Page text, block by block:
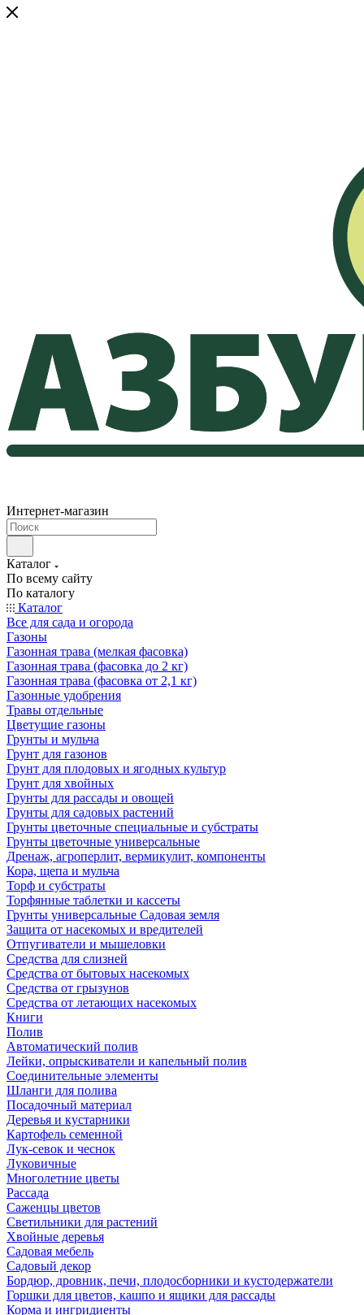
Интернет-магазин
Каталог
По всему сайту
По каталогу
Каталог
Все для сада и огорода
Газоны
Газонная трава (мелкая фасовка)
Газонная трава (фасовка до 2 кг)
Газонная трава (фасовка от 2,1 кг)
Газонные удобрения
Травы отдельные
Цветущие газоны
Грунты и мульча
Грунт для газонов
Грунт для плодовых и ягодных культур
Грунт для хвойных
Грунты для рассады и овощей
Грунты для садовых растений
Грунты цветочные специальные и субстраты
Грунты цветочные универсальные
Дренаж, агроперлит, вермикулит, компоненты
Кора, щепа и мульча
Торф и субстраты
Торфянные таблетки и кассеты
Грунты универсальные Садовая земля
Защита от насекомых и вредителей
Отпугиватели и мышеловки
Средства для слизней
Средства от бытовых насекомых
Средства от грызунов
Средства от летающих насекомых
Книги
Полив
Автоматический полив
Лейки, опрыскиватели и капельный полив
Соединительные элементы
Шланги для полива
Посадочный материал
Деревья и кустарники
Картофель семенной
Лук-севок и чеснок
Луковичные
Многолетние цветы
Рассада
Саженцы цветов
Светильники для растений
Хвойные деревья
Садовая мебель
Садовый декор
Бордюр, дровник, печи, плодосборники и кустодержатели
Горшки для цветов, кашпо и ящики для рассады
Корма и ингридиенты